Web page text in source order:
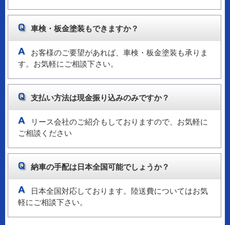
車検・板金塗装もできますか？
お客様のご要望があれば、車検・板金塗装も承りま
す。お気軽にご相談下さい。
支払い方法は現金振り込みのみですか？
リース会社のご紹介もしておりますので、お気軽に
ご相談ください
納車の手配は日本全国可能でしょうか？
日本全国対応しております。陸送費についてはお気
軽にご相談下さい。